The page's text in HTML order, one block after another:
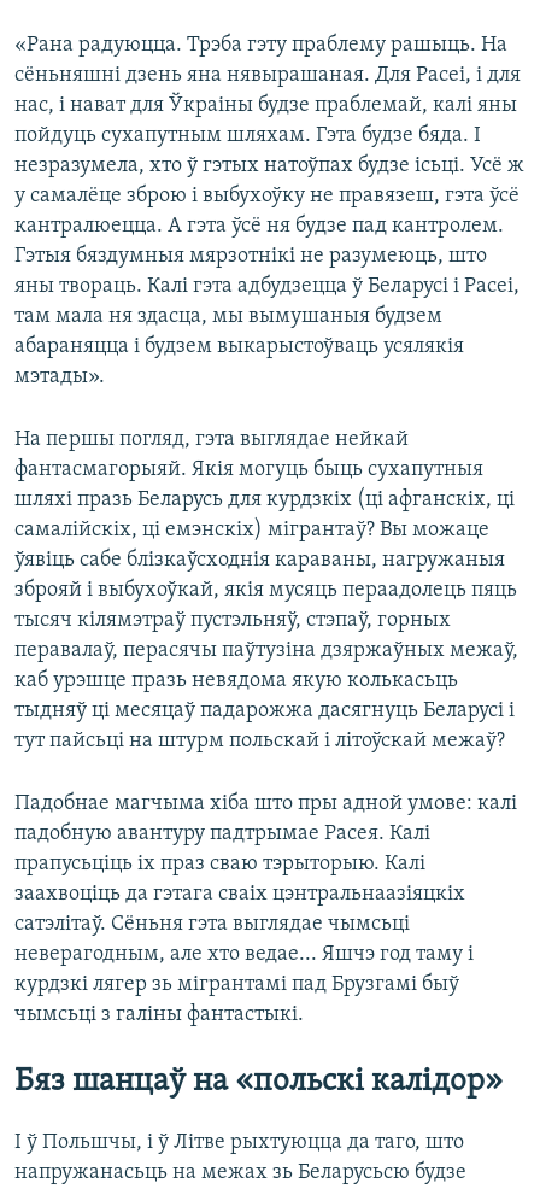
«Рана радуюцца. Трэба гэту праблему рашыць. На
сёньняшні дзень яна нявырашаная. Для Расеі, і для
нас, і нават для Ўкраіны будзе праблемай, калі яны
пойдуць сухапутным шляхам. Гэта будзе бяда. І
незразумела, хто ў гэтых натоўпах будзе ісьці. Усё ж
у самалёце зброю і выбухоўку не правязеш, гэта ўсё
кантралюецца. А гэта ўсё ня будзе пад кантролем.
Гэтыя бяздумныя мярзотнікі не разумеюць, што
яны твораць. Калі гэта адбудзецца ў Беларусі і Расеі,
там мала ня здасца, мы вымушаныя будзем
абараняцца і будзем выкарыстоўваць усялякія
мэтады».
На першы погляд, гэта выглядае нейкай
фантасмагорыяй. Якія могуць быць сухапутныя
шляхі празь Беларусь для курдзкіх (ці афганскіх, ці
самалійскіх, ці емэнскіх) мігрантаў? Вы можаце
ўявіць сабе блізкаўсходнія караваны, нагружаныя
зброяй і выбухоўкай, якія мусяць пераадолець пяць
тысяч кілямэтраў пустэльняў, стэпаў, горных
перавалаў, перасячы паўтузіна дзяржаўных межаў,
каб урэшце празь невядома якую колькасьць
тыдняў ці месяцаў падарожжа дасягнуць Беларусі і
тут пайсьці на штурм польскай і літоўскай межаў?
Падобнае магчыма хіба што пры адной умове: калі
падобную авантуру падтрымае Расея. Калі
прапусьціць іх праз сваю тэрыторыю. Калі
заахвоціць да гэтага сваіх цэнтральнаазіяцкіх
сатэлітаў. Сёньня гэта выглядае чымсьці
неверагодным, але хто ведае... Яшчэ год таму і
курдзкі лягер зь мігрантамі пад Брузгамі быў
чымсьці з галіны фантастыкі.
Бяз шанцаў на «польскі калідор»
І ў Польшчы, і ў Літве рыхтуюцца да таго, што
напружанасьць на межах зь Беларусьсю будзе